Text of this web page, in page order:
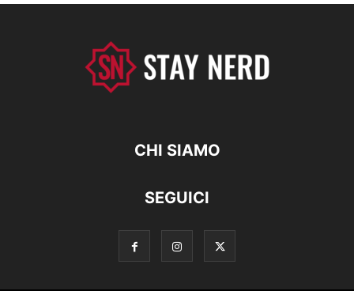
CHI SIAMO
SEGUICI